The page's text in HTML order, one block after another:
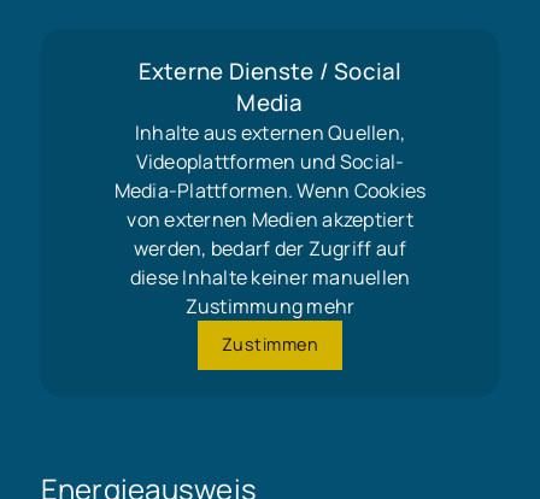
Externe Dienste / Social
Media
Inhalte aus externen Quellen,
Videoplattformen und Social-
Media-Plattformen. Wenn Cookies
von externen Medien akzeptiert
werden, bedarf der Zugriff auf
diese Inhalte keiner manuellen
Zustimmung mehr
Zustimmen
Energieausweis